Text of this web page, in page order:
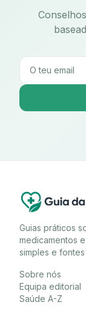
Guias práticos
medicamentos
simples e
Sobre nós
Equipa editorial
Saúde A-Z